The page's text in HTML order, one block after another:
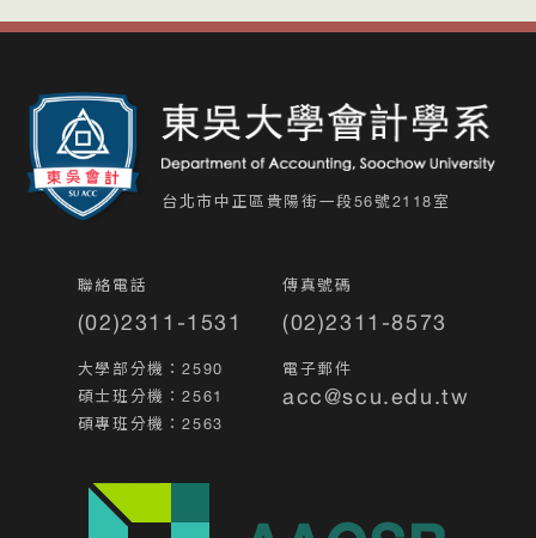
台北市中正區貴陽街一段56號2118室
聯絡電話
(02)2311-1531
大學部分機：2590
碩士班分機：2561
碩專班分機：2563
傳真號碼
(02)2311-8573
電子郵件
acc@scu.edu.tw